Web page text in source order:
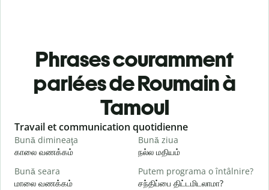
Phrases couramment
parlées de Roumain à
Tamoul
Slide 1 of 6
Travail et communication quotidienne
Bună dimineaţa
காலை வணக்கம்
Bună ziua
நல்ல மதியம்
Bună seara
மாலை வணக்கம்
Putem programa o întâlnire?
சந்திப்பை திட்டமிடலாமா?